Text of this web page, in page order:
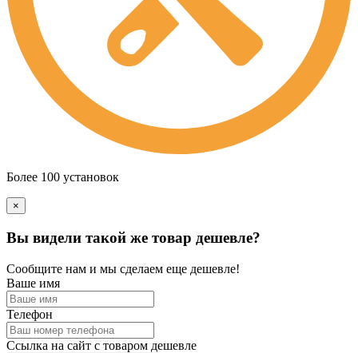
Более 100 установок
×
Вы видели такой же товар дешевле?
Сообщите нам и мы сделаем еще дешевле!
Ваше имя
Телефон
Ссылка на сайт с товаром дешевле